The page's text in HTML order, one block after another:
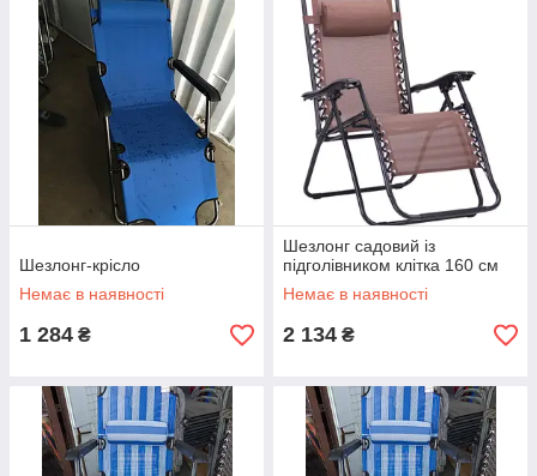
Шезлонг-крісло
Немає в наявності
1 284 ₴
Шезлонг садовий із
підголівником клітка 160 см
Немає в наявності
2 134 ₴